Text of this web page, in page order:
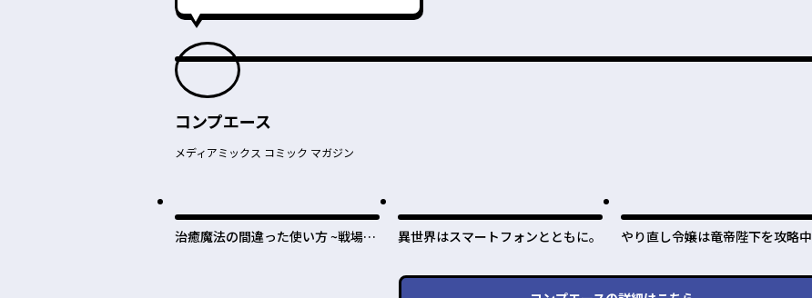
コンプエース
メディアミックス コミック マガジン
治癒魔法の間違った使い方 ~戦場を
異世界はスマートフォンとともに。 やり直し令嬢は竜帝陛下を攻略中